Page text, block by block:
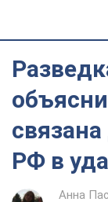
РФ в
Анна